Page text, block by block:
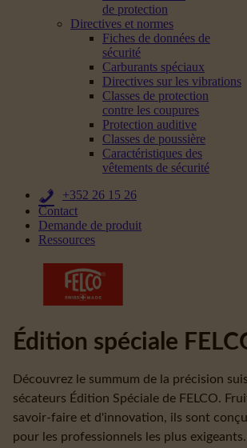
de protection
Directives et normes
Fiches de données de
sécurité
Carburants spéciaux
Directives sur les vibrations
Classes de protection
contre les coupures
Protection auditive
Classes de poussière
Caractéristiques des
vêtements de sécurité
+352 26 15 26
Contact
Demande de produit
Ressources
Édition spéciale
Découvrez le summum de la précision
sécateurs Édition Spéciale de FELCO.
savoir-faire et d'innovation, ils sont
pour les professionnels les plus